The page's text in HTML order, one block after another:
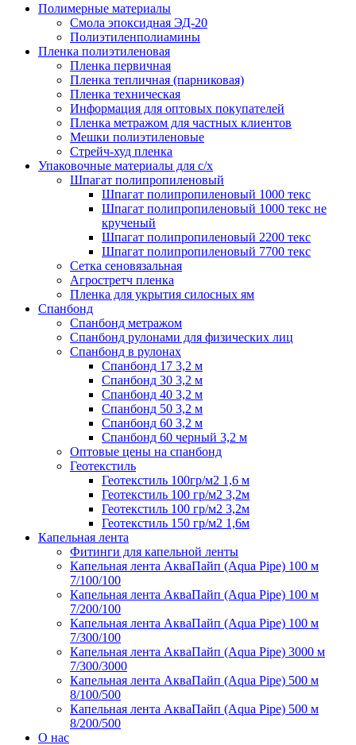
Полимерные материалы
Смола эпоксидная ЭД-20
Полиэтиленполиамины
Пленка полиэтиленовая
Пленка первичная
Пленка тепличная (парниковая)
Пленка техническая
Информация для оптовых покупателей
Пленка метражом для частных клиентов
Мешки полиэтиленовые
Стрейч-худ пленка
Упаковочные материалы для с/х
Шпагат полипропиленовый
Шпагат полипропиленовый 1000 текс
Шпагат полипропиленовый 1000 текс не
крученый
Шпагат полипропиленовый 2200 текс
Шпагат полипропиленовый 7700 текс
Сетка сеновязальная
Агростретч пленка
Пленка для укрытия силосных ям
Спанбонд
Спанбонд метражом
Спанбонд рулонами для физических лиц
Спанбонд в рулонах
Спанбонд 17 3,2 м
Спанбонд 30 3,2 м
Спанбонд 40 3,2 м
Спанбонд 50 3,2 м
Спанбонд 60 3,2 м
Спанбонд 60 черный 3,2 м
Оптовые цены на спанбонд
Геотекстиль
Геотекстиль 100гр/м2 1,6 м
Геотекстиль 100 гр/м2 3,2м
Геотекстиль 100 гр/м2 3,2м
Геотекстиль 150 гр/м2 1,6м
Капельная лента
Фитинги для капельной ленты
Капельная лента АкваПайп (Aqua Pipe) 100 м
7/100/100
Капельная лента АкваПайп (Aqua Pipe) 100 м
7/200/100
Капельная лента АкваПайп (Aqua Pipe) 100 м
7/300/100
Капельная лента АкваПайп (Aqua Pipe) 3000 м
7/300/3000
Капельная лента АкваПайп (Aqua Pipe) 500 м
8/100/500
Капельная лента АкваПайп (Aqua Pipe) 500 м
8/200/500
О нас